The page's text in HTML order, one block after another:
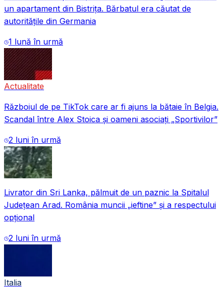
un apartament din Bistrița. Bărbatul era căutat de
autoritățile din Germania
1 lună în urmă
Actualitate
Războiul de pe TikTok care ar fi ajuns la bătaie în Belgia.
Scandal între Alex Stoica și oameni asociați „Sportivilor”
2 luni în urmă
Livrator din Sri Lanka, pălmuit de un paznic la Spitalul
Județean Arad. România muncii „ieftine” și a respectului
opțional
2 luni în urmă
Italia